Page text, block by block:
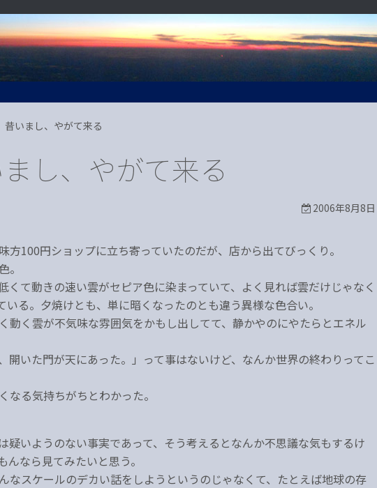
昔いまし、やがて来る
し、やがて来る
2006年8月8日
100円ショップに立ち寄っていたのだが、店から出てびっくり。
。
くて動きの速い雲がセピア色に染まっていて、よく見れば雲だけじゃなく
る。夕焼けとも、単に暗くなったのとも違う異様な色合い。
動く雲が不気味な雰囲気をかもし出してて、静かやのにやたらとエネル
開いた門が天にあった。」って事はないけど、なんか世界の終わりってこ
る気持ちがちとわかった。
疑いようのない事実であって、そう考えるとなんか不思議な気もするけ
なら見てみたいと思う。
なスケールのデカい話をしようというのじゃなくて、たとえば地球の存